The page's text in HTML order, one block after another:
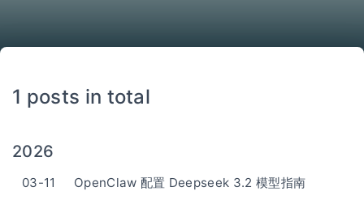
1 posts in total
2026
03-11 OpenClaw 配置 Deepseek 3.2 模型指南